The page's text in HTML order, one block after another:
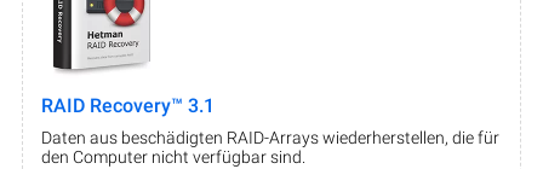
RAID Recovery™ 3.1
Daten aus beschädigten RAID-Arrays wiederherstellen, die für
den Computer nicht verfügbar sind.